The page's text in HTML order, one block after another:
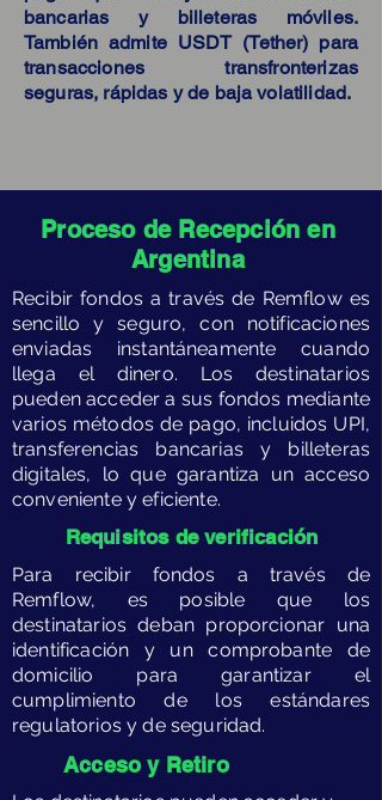
bancarias y billeteras móviles.
También admite USDT (Tether) para
transacciones transfronterizas
seguras, rápidas y de baja volatilidad.
​Proceso de Recepción en
Argentina
​Recibir fondos a través de Remflow es
sencillo y seguro, con notificaciones
enviadas instantáneamente cuando
llega el dinero. Los destinatarios
pueden acceder a sus fondos mediante
varios métodos de pago, incluidos UPI,
transferencias bancarias y billeteras
digitales, lo que garantiza un acceso
conveniente y eficiente.
​Requisitos de verificación
​Para recibir fondos a través de
Remflow, es posible que los
destinatarios deban proporcionar una
identificación y un comprobante de
domicilio para garantizar el
cumplimiento de los estándares
regulatorios y de seguridad.
Acceso y Retiro